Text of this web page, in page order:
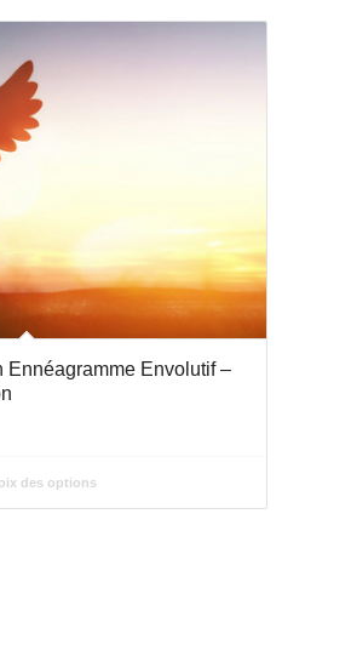
Ennéagramme Envolutif –
des options